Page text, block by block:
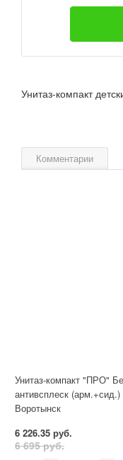
Унитаз-компакт
Комментарии
Унитаз-компакт "ПРО"
антивсплеск (арм.+сид.)
Воротынск
6 226.35 руб.
6 695 руб.